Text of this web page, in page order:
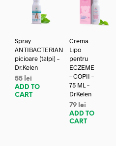
Spray
ANTIBACTERIAN
picioare (talpi) –
Dr.Kelen
55 lei
ADD TO
CART
Crema
Lipo
pentru
ECZEME
– COPII –
75 ML –
DrKelen
79 lei
ADD TO
CART